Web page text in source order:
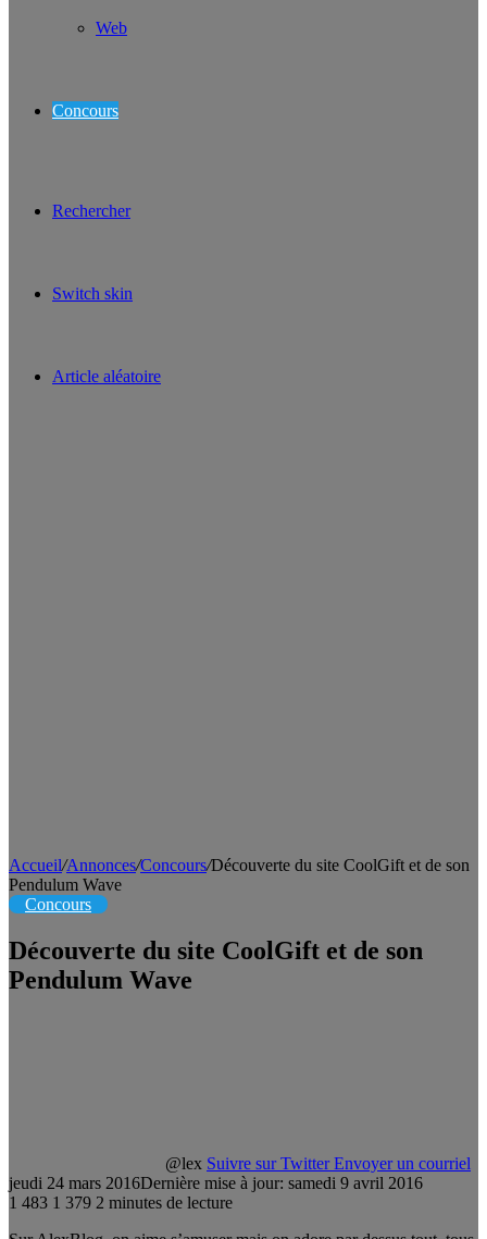
Web
Concours
Rechercher
Switch skin
Article aléatoire
Accueil/Annonces/Concours/Découverte du site CoolGift et de son
Pendulum Wave
Concours
Découverte du site CoolGift et de son
Pendulum Wave
@lex Suivre sur Twitter Envoyer un courriel
jeudi 24 mars 2016Dernière mise à jour: samedi 9 avril 2016
1 483 1 379 2 minutes de lecture